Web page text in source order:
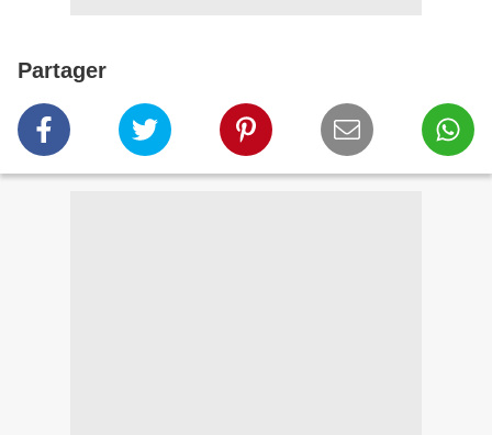
Partager